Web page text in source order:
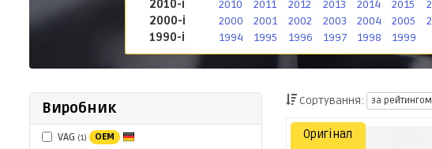
2010-і 2010 2011 2012 2013 2014 2015
2000-і
2000 2001 2002 2003 2004 2005
1990-і
1994 1995 1996 1997 1998 1999
Виробник
VAG (1) OEM
Сортування: за рейтингом
Оригінал